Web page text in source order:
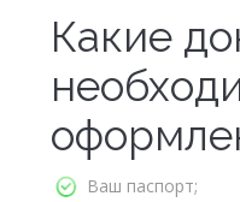
Какие
Ваш паспорт;